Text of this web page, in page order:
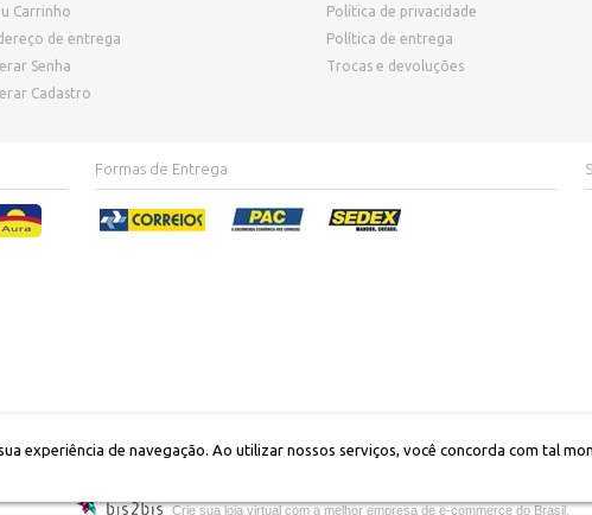
experiência de navegação. Ao utilizar nossos serviços, você concorda com tal
Carrinho
de entrega
Senha
Cadastro
Política de privacidade
Política de entrega
Trocas e devoluções
Formas de Entrega
Crie sua loja virtualcom a melhor empresa de e-commerce do Brasil.